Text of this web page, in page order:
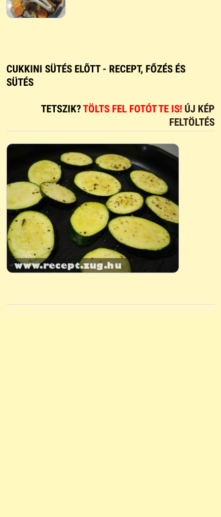
CUKKINI SÜTÉS ELÕTT - RECEPT, FŐZÉS ÉS
SÜTÉS
TETSZIK?TÖLTS FEL FOTÓT TE IS! ÚJ KÉP
FELTÖLTÉS